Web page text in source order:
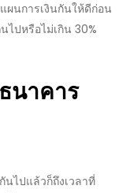
ผนการเงินกันให้ดีก่อน
ปหรือไม่เกิน 30%
นาคาร
กันไปแล้วก็ถึงเวลาที่